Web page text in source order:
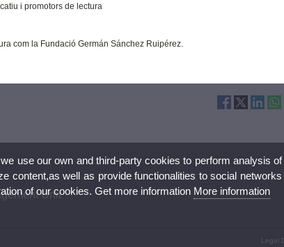
i promotors de lectura
com la Fundació Germán Sánchez Ruipérez.
Unit
Legal
use our own and third-party cookies to perform analysis of
content,as well as provide functionalities to social networks
of our cookies. Get more information More information